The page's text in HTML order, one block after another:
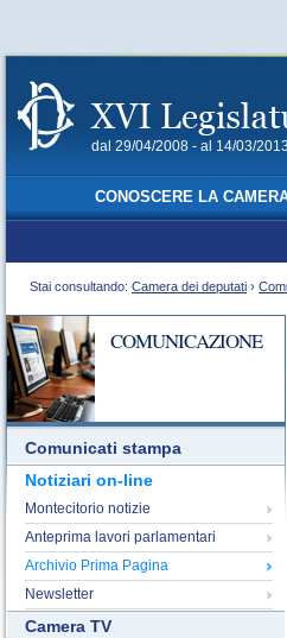
dal 29/04/2008 - al 14/03/2013
CONOSCERE LA
Stai consultando: Camera dei deputati ›
COMUNICAZIONE
Comunicati stampa
Notiziari on-line
Montecitorio notizie
Anteprima lavori parlamentari
Archivio Prima Pagina
Newsletter
Camera TV